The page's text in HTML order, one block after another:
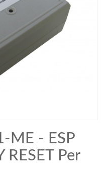
ME - ESP
RESET Per